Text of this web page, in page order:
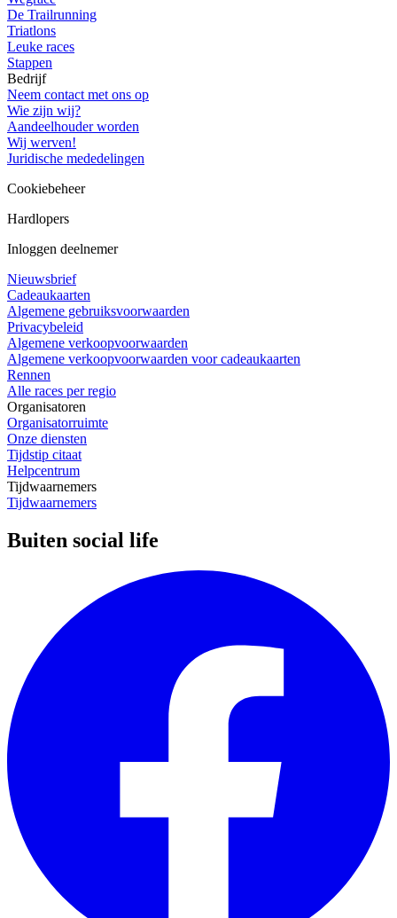
De Trailrunning
Triatlons
Leuke races
Stappen
Bedrijf
Neem contact met ons op
Wie zijn wij?
Aandeelhouder worden
Wij werven!
Juridische mededelingen
Cookiebeheer
Hardlopers
Inloggen deelnemer
Nieuwsbrief
Cadeaukaarten
Algemene gebruiksvoorwaarden
Privacybeleid
Algemene verkoopvoorwaarden
Algemene verkoopvoorwaarden voor cadeaukaarten
Rennen
Alle races per regio
Organisatoren
Organisatorruimte
Onze diensten
Tijdstip citaat
Helpcentrum
Tijdwaarnemers
Tijdwaarnemers
Buiten social life